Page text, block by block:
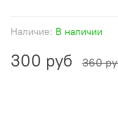
Наличие: В наличии
300 руб 360